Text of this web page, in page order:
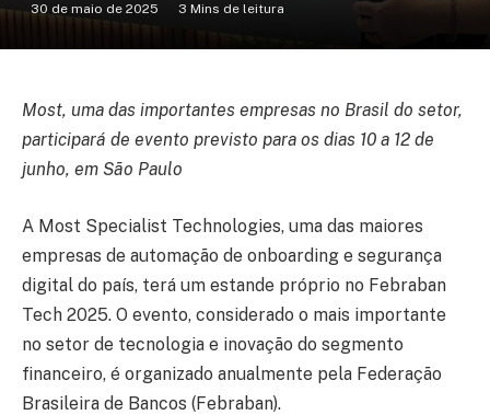
30 de maio de 2025 3 Mins de leitura
Most, uma das importantes empresas no Brasil do setor,
participará de evento previsto para os dias 10 a 12 de
junho, em São Paulo
A Most Specialist Technologies, uma das maiores
empresas de automação de onboarding e segurança
digital do país, terá um estande próprio no Febraban
Tech 2025. O evento, considerado o mais importante
no setor de tecnologia e inovação do segmento
financeiro, é organizado anualmente pela Federação
Brasileira de Bancos (Febraban).